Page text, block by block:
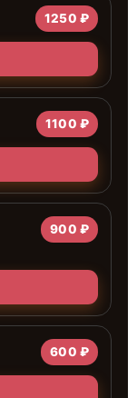
1250 ₽
1100 ₽
900 ₽
600 ₽